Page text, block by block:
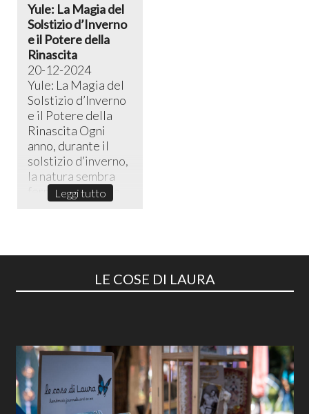
Yule: La Magia del
Solstizio d’Inverno
e il Potere della
Rinascita
20-12-2024
Yule: La Magia del
Solstizio d’Inverno
e il Potere della
Rinascita ​Ogni
anno, durante il
solstizio d’inverno,
la natura sembra
fermarsi in un sile...
Leggi tutto
LE COSE DI LAURA